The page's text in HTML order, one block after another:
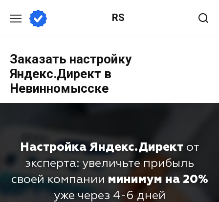
RS
Заказать настройку
Яндекс.Директ в
Невинномысске
Настройка Яндекс.Директ от
эксперта: увеличьте прибыль
своей компании минимум на 20%
уже через 4-6 дней